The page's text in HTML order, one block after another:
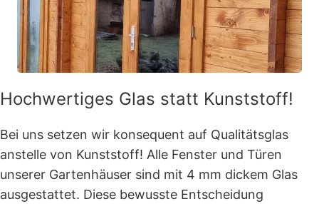
Hochwertiges Glas statt Kunststoff!
Bei uns setzen wir konsequent auf Qualitätsglas
anstelle von Kunststoff! Alle Fenster und Türen
unserer Gartenhäuser sind mit 4 mm dickem Glas
ausgestattet. Diese bewusste Entscheidung